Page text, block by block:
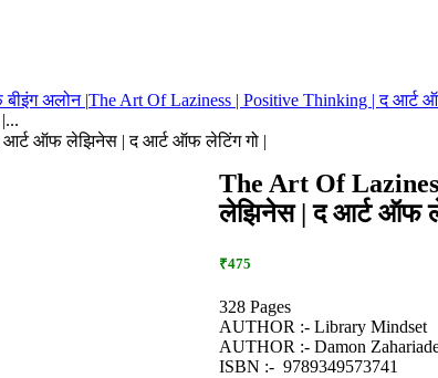
अलोन |The Art Of Laziness | Positive Thinking | द आर्ट
आर्ट ऑफ लेझिनेस | द आर्ट ऑफ लेटिंग गो |
The Art Of
लेझिनेस | द आर्ट ऑफ
₹475
328 Pages
AUTHOR :- Library Mindset
AUTHOR :- Damon
ISBN :- ‎ 9789349573741